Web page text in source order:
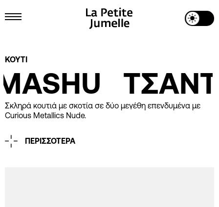
Toggle Menu Toggle Dark Mode
Project Details
ΚΟΥΤΙ
Σκληρά κουτιά με σκοτία σε δύο μεγέθη επενδυμένα με
Curious Metallics Nude.
ΠΕΡΙΣΣΟΤΕΡΑ